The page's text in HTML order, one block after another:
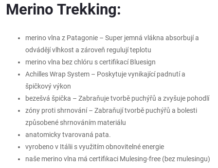
Merino Trekking:
merino vlna z Patagonie – Super jemná vlákna absorbují a
odvádějí vlhkost a zároveň regulují teplotu
merino vlna bez chlóru s certifikací Bluesign
Achilles Wrap System – Poskytuje vynikající padnutí a
špičkový výkon
bezešvá špička – Zabraňuje tvorbě puchýřů a zvyšuje pohodlí
zóny proti shrnování – Zabraňují tvorbě puchýřů a bolesti
způsobené shrnováním materiálu
anatomicky tvarovaná pata.
vyrobeno v Itálii s využitím obnovitelné energie
naše merino vlna má certifikaci Mulesing-free (bez mulesingu)